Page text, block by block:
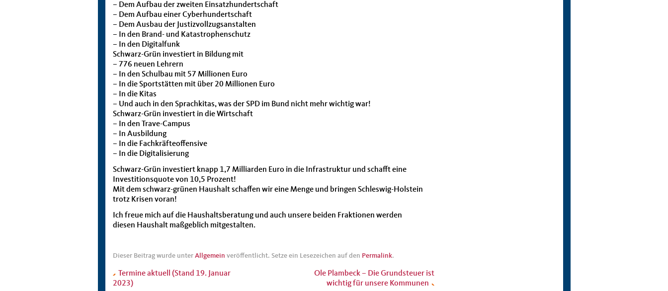
– Dem Aufbau der zweiten Einsatzhundertschaft
– Dem Aufbau einer Cyberhundertschaft
– Dem Ausbau der Justizvollzugsanstalten
– In den Brand- und Katastrophenschutz
– In den Digitalfunk
Schwarz-Grün investiert in Bildung mit
– 776 neuen Lehrern
– In den Schulbau mit 57 Millionen Euro
– In die Sportstätten mit über 20 Millionen Euro
– In die Kitas
– Und auch in den Sprachkitas, was der SPD im Bund nicht mehr wichtig war!
Schwarz-Grün investiert in die Wirtschaft
– In den Trave-Campus
– In Ausbildung
– In die Fachkräfteoffensive
– In die Digitalisierung
Schwarz-Grün investiert knapp 1,7 Milliarden Euro in die Infrastruktur und schafft eine
Investitionsquote von 10,5 Prozent!
Mit dem schwarz-grünen Haushalt schaffen wir eine Menge und bringen Schleswig-Holstein
trotz Krisen voran!
Ich freue mich auf die Haushaltsberatung und auch unsere beiden Fraktionen werden
diesen Haushalt maßgeblich mitgestalten.
Dieser Beitrag wurde unter Allgemein veröffentlicht. Setze ein Lesezeichen auf den Permalink.
Termine aktuell (Stand 19. Januar
2023)
Ole Plambeck – Die Grundsteuer ist
wichtig für unsere Kommunen